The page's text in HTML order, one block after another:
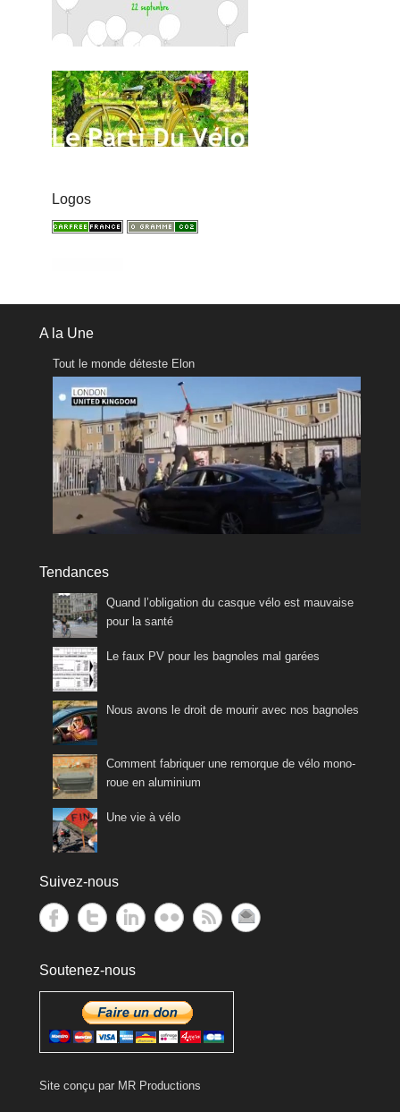
Logos
A la Une
Tout le monde déteste Elon
Tendances
Quand l’obligation du casque vélo est mauvaise
pour la santé
Le faux PV pour les bagnoles mal garées
Nous avons le droit de mourir avec nos bagnoles
Comment fabriquer une remorque de vélo mono-
roue en aluminium
Une vie à vélo
Suivez-nous
Soutenez-nous
Site conçu par MR Productions